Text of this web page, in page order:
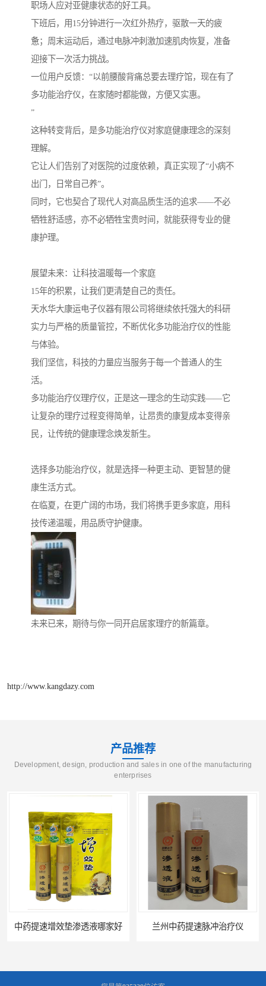
职场人应对亚健康状态的好工具。
下班后，用15分钟进行一次红外热疗，驱散一天的疲
惫；周末运动后，通过电脉冲刺激加速肌肉恢复，准备
迎接下一次活力挑战。
一位用户反馈：“以前腰酸背痛总要去理疗馆，现在有了
多功能治疗仪，在家随时都能做，方便又实惠。
”
这种转变背后，是多功能治疗仪对家庭健康理念的深刻
理解。
它让人们告别了对医院的过度依赖，真正实现了“小病不
出门，日常自己养”。
同时，它也契合了现代人对高品质生活的追求——不必
牺牲舒适感，亦不必牺牲宝贵时间，就能获得专业的健
康护理。
展望未来：让科技温暖每一个家庭
15年的积累，让我们更清楚自己的责任。
天水华大康运电子仪器有限公司将继续依托强大的科研
实力与严格的质量管控，不断优化多功能治疗仪的性能
与体验。
我们坚信，科技的力量应当服务于每一个普通人的生
活。
多功能治疗仪理疗仪，正是这一理念的生动实践——它
让复杂的理疗过程变得简单，让昂贵的康复成本变得亲
民，让传统的健康理念焕发新生。
选择多功能治疗仪，就是选择一种更主动、更智慧的健
康生活方式。
在临夏，在更广阔的市场，我们将携手更多家庭，用科
技传递温暖，用品质守护健康。
未来已来，期待与你一同开启居家理疗的新篇章。
http://www.kangdazy.com
产品推荐
Development, design, production and sales in one of the manufacturing
enterprises
中药提速增效垫渗透液哪家好 兰州中药提速脉冲治疗仪